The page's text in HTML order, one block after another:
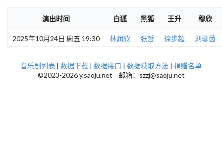
演出时间 白狐 黑狐 王升 穆欣
2025年10月24日 周五 19:30 林润欣 张哲 徐步超 刘珈茵
音乐剧列表 | 数据下载 | 数据接口 | 数据获取方法 | 捐赠名单
©2023-2026 y.saoju.net 邮箱：szzj@saoju.net